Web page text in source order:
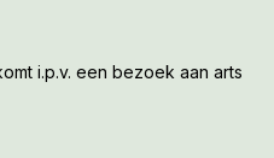
i.p.v. een bezoek aan arts